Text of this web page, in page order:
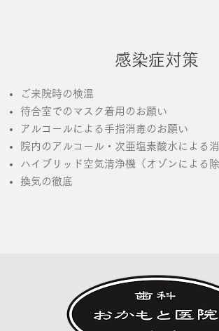
感染症対策
ご来院時の検温
待合室でのマスク着用のお願い
アルコールによる手指消毒のお願い
院内のアルコール・次亜塩素酸水による
ハイブリッド空気清浄機（オゾンによる除
換気の徹底